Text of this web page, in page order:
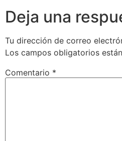
Deja una
Tu dirección de correo
Los campos obligatorios
Comentario *